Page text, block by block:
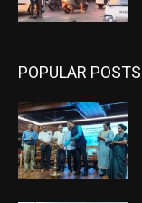
POPULAR POSTS